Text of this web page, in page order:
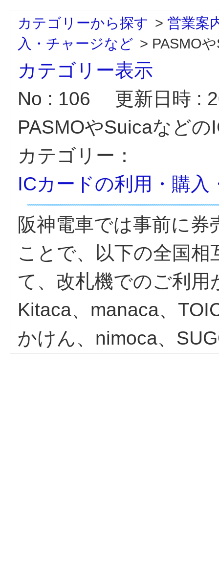
カテゴリーから探す > 営業案
入・チャージなど > PASMO
カテゴリー表示
No : 106
更新日時 :
PASMOやSuicaなど
カテゴリー：
ICカードの利用・購入
阪神電車では事前に
ことで、以下の全国
て、改札機でのご利用
Kitaca、manaca、
かけん、nimoca、